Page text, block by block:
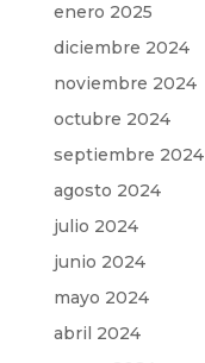
enero 2025
diciembre 2024
noviembre 2024
octubre 2024
septiembre 2024
agosto 2024
julio 2024
junio 2024
mayo 2024
abril 2024